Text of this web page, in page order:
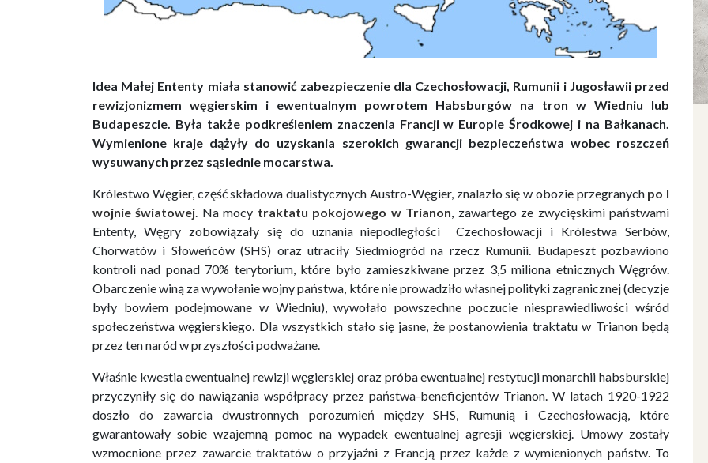
Idea Małej Ententy miała stanowić zabezpieczenie dla Czechosłowacji, Rumunii i Jugosławii przed
rewizjonizmem węgierskim i ewentualnym powrotem Habsburgów na tron w Wiedniu lub
Budapeszcie. Była także podkreśleniem znaczenia Francji w Europie Środkowej i na Bałkanach.
Wymienione kraje dążyły do uzyskania szerokich gwarancji bezpieczeństwa wobec roszczeń
wysuwanych przez sąsiednie mocarstwa.
Królestwo Węgier, część składowa dualistycznych Austro-Węgier, znalazło się w obozie przegranych po I
wojnie światowej. Na mocy traktatu pokojowego w Trianon, zawartego ze zwycięskimi państwami
Ententy, Węgry zobowiązały się do uznania niepodległości Czechosłowacji i Królestwa Serbów,
Chorwatów i Słoweńców (SHS) oraz utraciły Siedmiogród na rzecz Rumunii. Budapeszt pozbawiono
kontroli nad ponad 70% terytorium, które było zamieszkiwane przez 3,5 miliona etnicznych Węgrów.
Obarczenie winą za wywołanie wojny państwa, które nie prowadziło własnej polityki zagranicznej (decyzje
były bowiem podejmowane w Wiedniu), wywołało powszechne poczucie niesprawiedliwości wśród
społeczeństwa węgierskiego. Dla wszystkich stało się jasne, że postanowienia traktatu w Trianon będą
przez ten naród w przyszłości podważane.
Właśnie kwestia ewentualnej rewizji węgierskiej oraz próba ewentualnej restytucji monarchii habsburskiej
przyczyniły się do nawiązania współpracy przez państwa-beneficjentów Trianon. W latach 1920-1922
doszło do zawarcia dwustronnych porozumień między SHS, Rumunią i Czechosłowacją, które
gwarantowały sobie wzajemną pomoc na wypadek ewentualnej agresji węgierskiej. Umowy zostały
wzmocnione przez zawarcie traktatów o przyjaźni z Francją przez każde z wymienionych państw. To